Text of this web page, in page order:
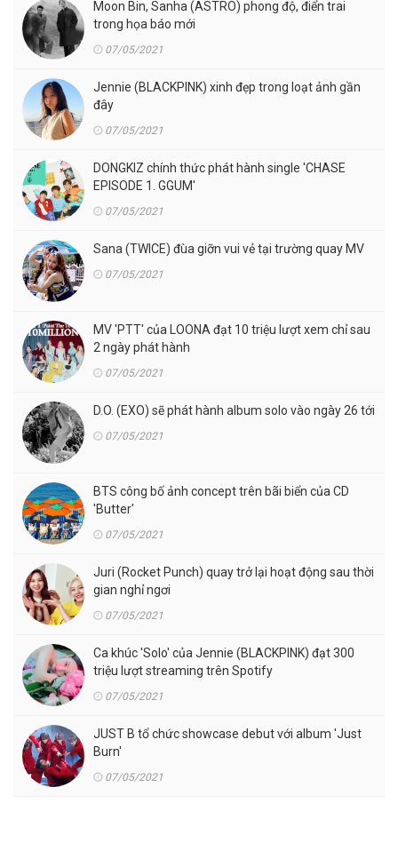
Moon Bin, Sanha (ASTRO) phong độ, điển trai
trong họa báo mới
07/05/2021
Jennie (BLACKPINK) xinh đẹp trong loạt ảnh gần
đây
07/05/2021
DONGKIZ chính thức phát hành single 'CHASE
EPISODE 1. GGUM'
07/05/2021
Sana (TWICE) đùa giỡn vui vẻ tại trường quay MV
07/05/2021
MV 'PTT' của LOONA đạt 10 triệu lượt xem chỉ sau
2 ngày phát hành
07/05/2021
D.O. (EXO) sẽ phát hành album solo vào ngày 26 tới
07/05/2021
BTS công bố ảnh concept trên bãi biển của CD
'Butter'
07/05/2021
Juri (Rocket Punch) quay trở lại hoạt động sau thời
gian nghỉ ngơi
07/05/2021
Ca khúc 'Solo' của Jennie (BLACKPINK) đạt 300
triệu lượt streaming trên Spotify
07/05/2021
JUST B tổ chức showcase debut với album 'Just
Burn'
07/05/2021